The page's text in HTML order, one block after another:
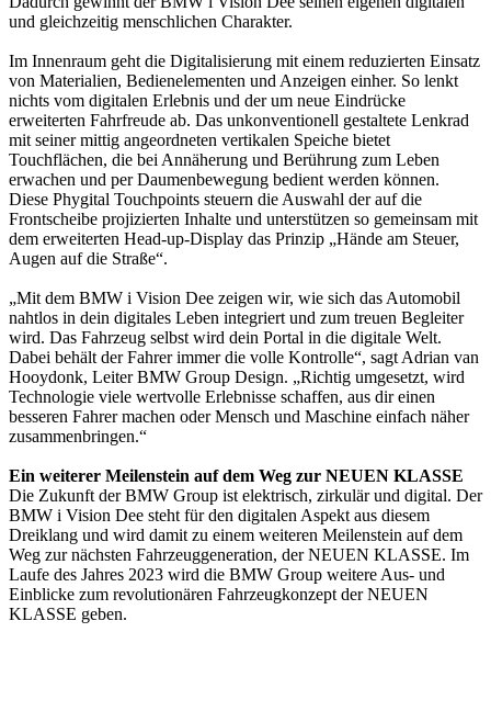
und gleichzeitig menschlichen Charakter.
Im Innenraum geht die Digitalisierung mit einem reduzierten Einsatz
von Materialien, Bedienelementen und Anzeigen einher. So lenkt
nichts vom digitalen Erlebnis und der um neue Eindrücke
erweiterten Fahrfreude ab. Das unkonventionell gestaltete Lenkrad
mit seiner mittig angeordneten vertikalen Speiche bietet
Touchflächen, die bei Annäherung und Berührung zum Leben
erwachen und per Daumenbewegung bedient werden können.
Diese Phygital Touchpoints steuern die Auswahl der auf die
Frontscheibe projizierten Inhalte und unterstützen so gemeinsam mit
dem erweiterten Head-up-Display das Prinzip „Hände am Steuer,
Augen auf die Straße“.
„Mit dem BMW i Vision Dee zeigen wir, wie sich das Automobil
nahtlos in dein digitales Leben integriert und zum treuen Begleiter
wird. Das Fahrzeug selbst wird dein Portal in die digitale Welt.
Dabei behält der Fahrer immer die volle Kontrolle“, sagt Adrian van
Hooydonk, Leiter BMW Group Design. „Richtig umgesetzt, wird
Technologie viele wertvolle Erlebnisse schaffen, aus dir einen
besseren Fahrer machen oder Mensch und Maschine einfach näher
zusammenbringen.“
Ein weiterer Meilenstein auf dem Weg zur NEUEN KLASSE
Die Zukunft der BMW Group ist elektrisch, zirkulär und digital. Der
BMW i Vision Dee steht für den digitalen Aspekt aus diesem
Dreiklang und wird damit zu einem weiteren Meilenstein auf dem
Weg zur nächsten Fahrzeuggeneration, der NEUEN KLASSE. Im
Laufe des Jahres 2023 wird die BMW Group weitere Aus- und
Einblicke zum revolutionären Fahrzeugkonzept der NEUEN
KLASSE geben.